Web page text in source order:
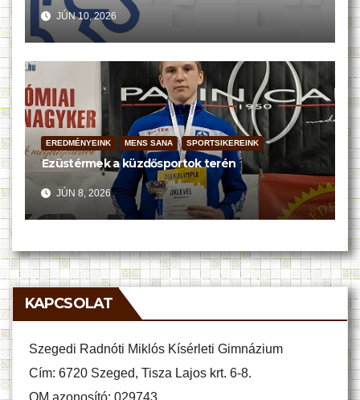
JÚN 10, 2026
EREDMÉNYEINK MENS SANA SPORTSIKEREINK
Ezüstérmek a küzdősportok terén
JÚN 8, 2026
KAPCSOLAT
Szegedi Radnóti Miklós Kísérleti Gimnázium
Cím: 6720 Szeged, Tisza Lajos krt. 6-8.
OM azonosító: 029743